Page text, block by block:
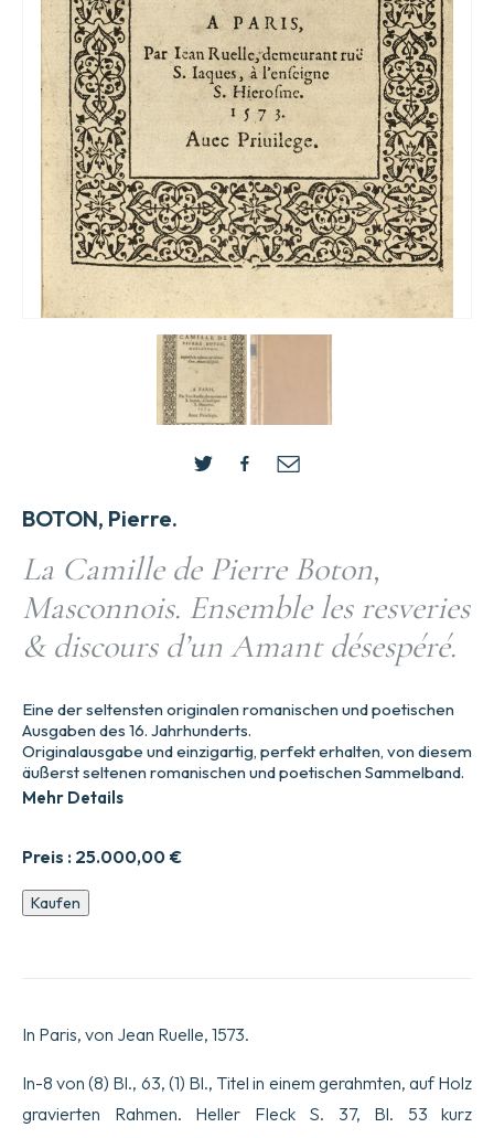
BOTON, Pierre.
La Camille de Pierre Boton,
Masconnois. Ensemble les resveries
& discours d’un Amant désespéré.
Preis : 25.000,00 €
Eine der seltensten originalen romanischen und poetischen
Ausgaben des 16. Jahrhunderts.
Originalausgabe und einzigartig, perfekt erhalten, von diesem
äußerst seltenen romanischen und poetischen Sammelband.
Mehr Details
La
Camille
les
&
d'un
Kaufen
In Paris, von Jean Ruelle, 1573.
In-8 von (8) Bl., 63, (1) Bl., Titel in einem gerahmten, auf Holz
gravierten Rahmen. Heller Fleck S. 37, Bl. 53 kurz